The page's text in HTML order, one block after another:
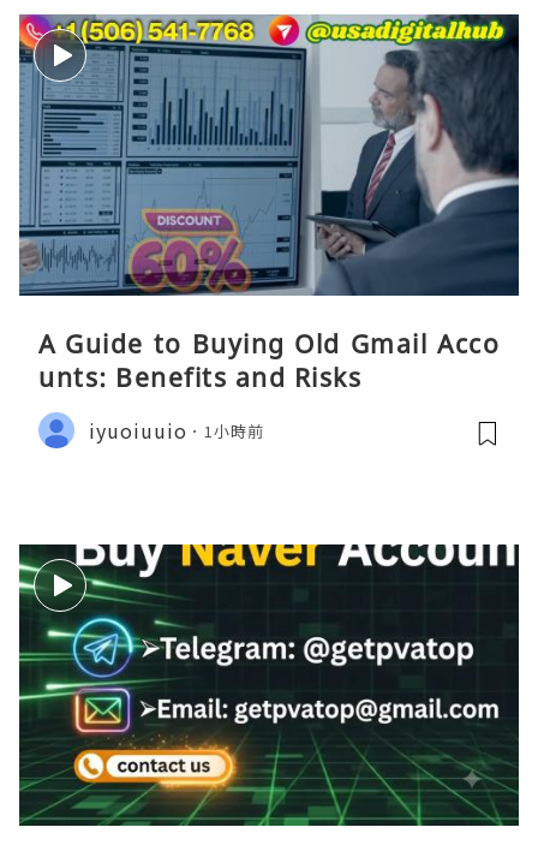
A Guide to Buying Old Gmail Acco
unts: Benefits and Risks
iyuoiuuio 1小時前